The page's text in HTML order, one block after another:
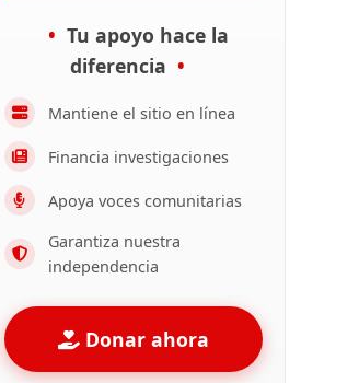
Tu apoyo hace la
diferencia
Mantiene el sitio en línea
Financia investigaciones
Apoya voces comunitarias
Garantiza nuestra
independencia
Donar ahora